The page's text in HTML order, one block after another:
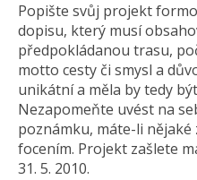
Popište svůj projekt
dopisu, který musí
předpokládanou trasu,
motto cesty či smysl a
unikátní a měla by tedy
Nezapomeňte uvést na
poznámku, máte-li
focením. Projekt zašlete
31. 5. 2010.